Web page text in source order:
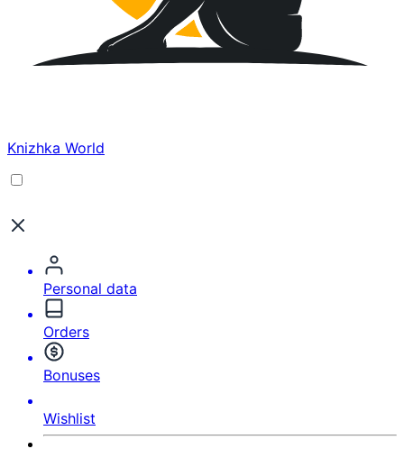
Knizhka World
Personal data
Orders
Bonuses
Wishlist